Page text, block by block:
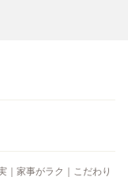
｜家事がラク｜こだわり